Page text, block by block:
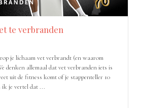
te verbranden
je lichaam vet verbrandt (en waarom
denken allemaal dat vet verbranden iets is
uit de fitness komt of je stappenteller 10
je vertel dat ...